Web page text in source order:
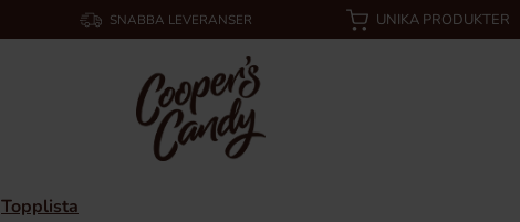
SNABBA LEVERANSER UNIKA PRODUKTER
Topplista